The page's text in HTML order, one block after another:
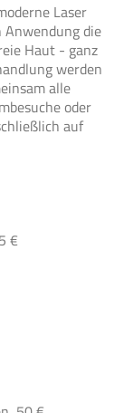
Laser
die
Haut - ganz
werden
alle
oder
auf
€